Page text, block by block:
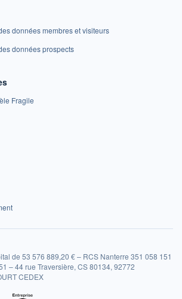
données membres et visiteurs
données prospects
Fragile
de 53 576 889,20 € – RCS Nanterre 351 058 151
– 44 rue Traversière, CS 80134, 92772
CEDEX